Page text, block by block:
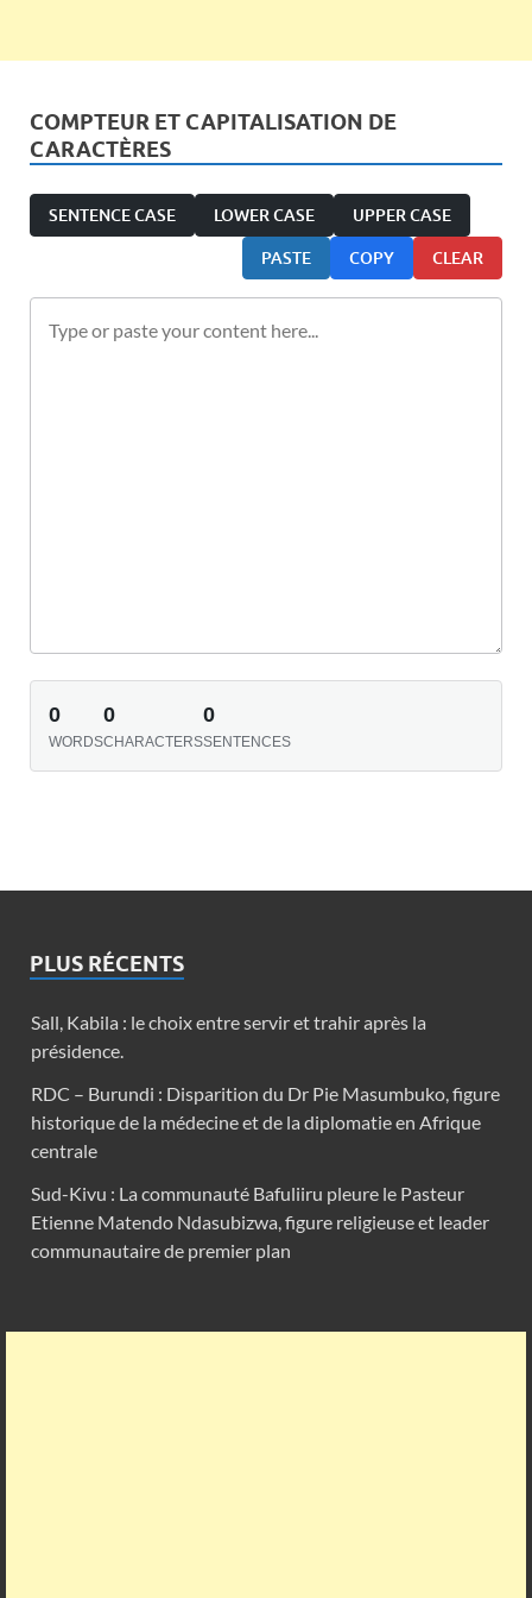
COMPTEUR ET CAPITALISATION DE
CARACTÈRES
SENTENCE CASE LOWER CASE UPPER CASE
PASTE COPY CLEAR
0
WORDS
0
CHARACTERS
0
SENTENCES
PLUS RÉCENTS
Sall, Kabila : le choix entre servir et trahir après la
présidence.
RDC – Burundi : Disparition du Dr Pie Masumbuko, figure
historique de la médecine et de la diplomatie en Afrique
centrale
Sud-Kivu : La communauté Bafuliiru pleure le Pasteur
Etienne Matendo Ndasubizwa, figure religieuse et leader
communautaire de premier plan